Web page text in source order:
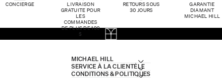
CONCIERGE
LIVRAISON
GRATUITE POUR
LES
COMMANDES
DE PLUS DE 100
$
RETOURS SOUS
30 JOURS
GARANTIE
DIAMANT
MICHAEL HILL
MICHAEL HILL
SERVICE À LA CLIENTÈLE
CONDITIONS & POLITIQUES